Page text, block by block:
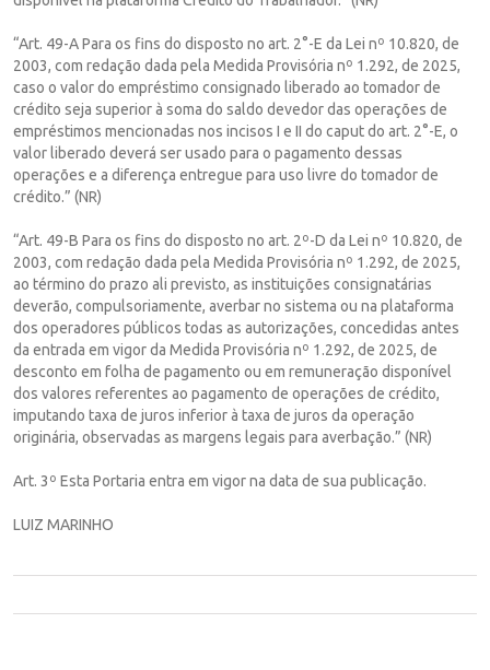
“Art. 49-A Para os fins do disposto no art. 2°-E da Lei nº 10.820, de
2003, com redação dada pela Medida Provisória nº 1.292, de 2025,
caso o valor do empréstimo consignado liberado ao tomador de
crédito seja superior à soma do saldo devedor das operações de
empréstimos mencionadas nos incisos I e II do caput do art. 2°-E, o
valor liberado deverá ser usado para o pagamento dessas
operações e a diferença entregue para uso livre do tomador de
crédito.” (NR)
“Art. 49-B Para os fins do disposto no art. 2º-D da Lei nº 10.820, de
2003, com redação dada pela Medida Provisória nº 1.292, de 2025,
ao término do prazo ali previsto, as instituições consignatárias
deverão, compulsoriamente, averbar no sistema ou na plataforma
dos operadores públicos todas as autorizações, concedidas antes
da entrada em vigor da Medida Provisória nº 1.292, de 2025, de
desconto em folha de pagamento ou em remuneração disponível
dos valores referentes ao pagamento de operações de crédito,
imputando taxa de juros inferior à taxa de juros da operação
originária, observadas as margens legais para averbação.” (NR)
Art. 3º Esta Portaria entra em vigor na data de sua publicação.
LUIZ MARINHO